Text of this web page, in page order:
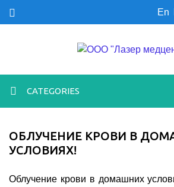
En
CATEGORIES
ОБЛУЧЕНИЕ КРОВИ В
УСЛОВИЯХ!
Облучение крови в домашних